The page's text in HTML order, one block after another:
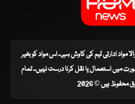
مواد ادارتی ٹیم کی کاوش ہے۔ اس مواد کو بغیر
میں استعمال یا نقل کرنا درست نہیں۔ تمام
محفوظ ہیں © 2026